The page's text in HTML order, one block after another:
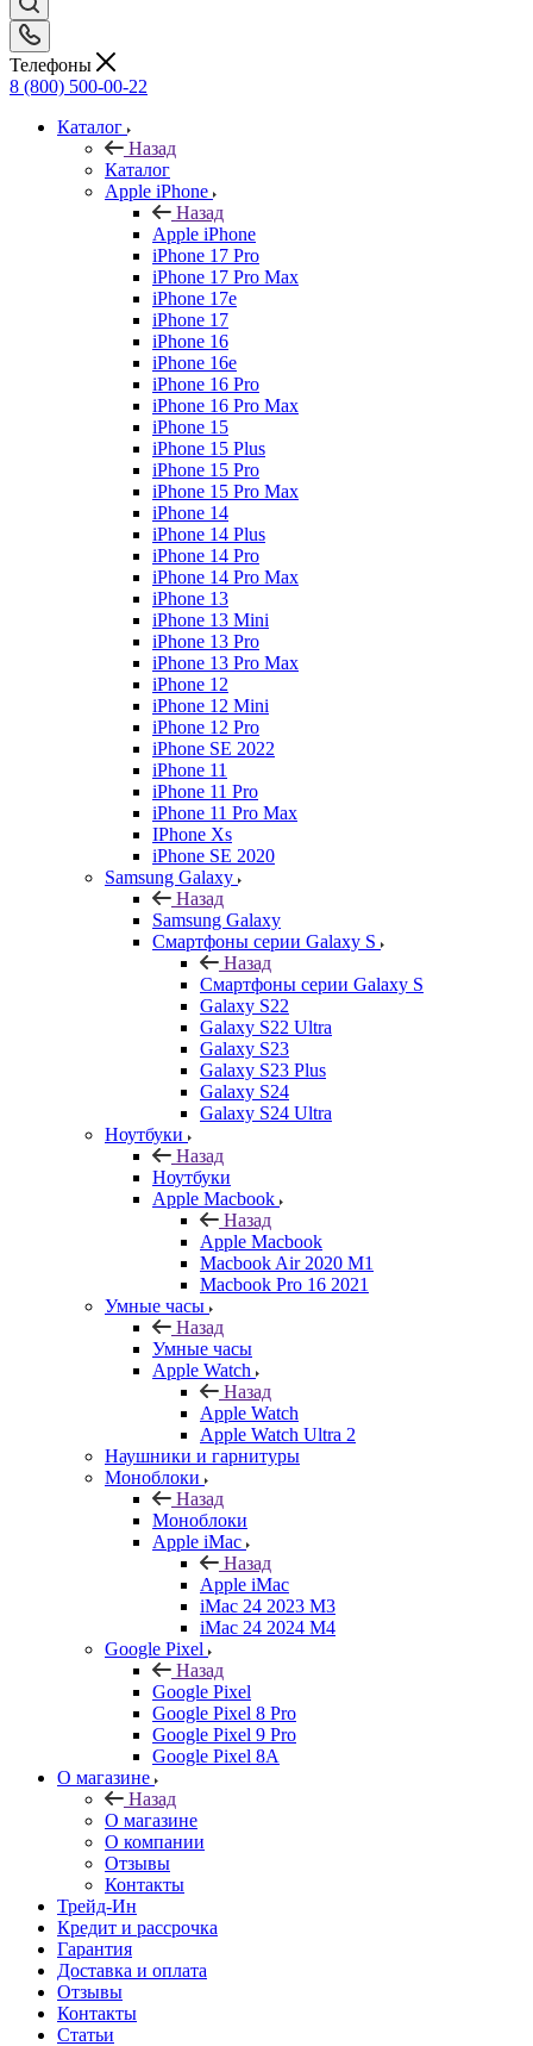
Телефоны
8 (800) 500-00-22
Каталог
Назад
Каталог
Apple iPhone
Назад
Apple iPhone
iPhone 17 Pro
iPhone 17 Pro Max
iPhone 17e
iPhone 17
iPhone 16
iPhone 16e
iPhone 16 Pro
iPhone 16 Pro Max
iPhone 15
iPhone 15 Plus
iPhone 15 Pro
iPhone 15 Pro Max
iPhone 14
iPhone 14 Plus
iPhone 14 Pro
iPhone 14 Pro Max
iPhone 13
iPhone 13 Mini
iPhone 13 Pro
iPhone 13 Pro Max
iPhone 12
iPhone 12 Mini
iPhone 12 Pro
iPhone SE 2022
iPhone 11
iPhone 11 Pro
iPhone 11 Pro Max
IPhone Xs
iPhone SE 2020
Samsung Galaxy
Назад
Samsung Galaxy
Смартфоны серии Galaxy S
Назад
Смартфоны серии Galaxy S
Galaxy S22
Galaxy S22 Ultra
Galaxy S23
Galaxy S23 Plus
Galaxy S24
Galaxy S24 Ultra
Ноутбуки
Назад
Ноутбуки
Apple Macbook
Назад
Apple Macbook
Macbook Air 2020 M1
Macbook Pro 16 2021
Умные часы
Назад
Умные часы
Apple Watch
Назад
Apple Watch
Apple Watch Ultra 2
Наушники и гарнитуры
Моноблоки
Назад
Моноблоки
Apple iMac
Назад
Apple iMac
iMac 24 2023 M3
iMac 24 2024 M4
Google Pixel
Назад
Google Pixel
Google Pixel 8 Pro
Google Pixel 9 Pro
Google Pixel 8A
О магазине
Назад
О магазине
О компании
Отзывы
Контакты
Трейд-Ин
Кредит и рассрочка
Гарантия
Доставка и оплата
Отзывы
Контакты
Статьи